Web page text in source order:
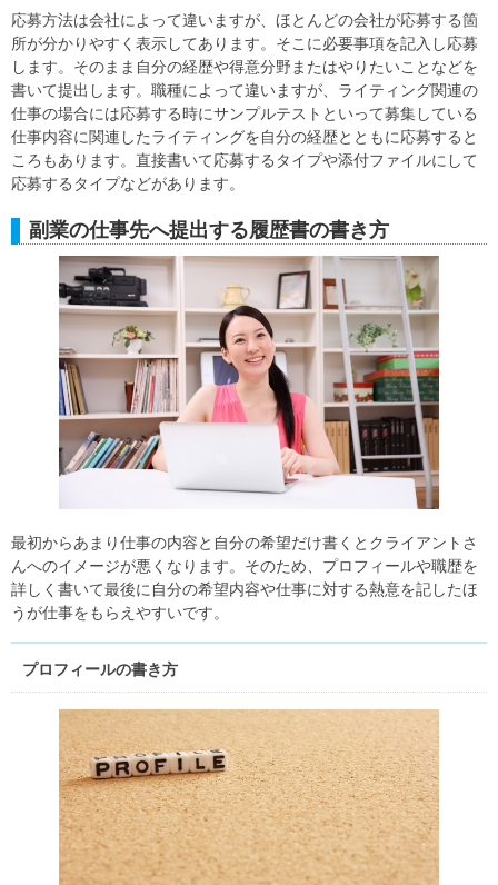
応募方法は会社によって違いますが、ほとんどの会社が応募する箇
所が分かりやすく表示してあります。そこに必要事項を記入し応募
します。そのまま自分の経歴や得意分野またはやりたいことなどを
書いて提出します。職種によって違いますが、ライティング関連の
仕事の場合には応募する時にサンプルテストといって募集している
仕事内容に関連したライティングを自分の経歴とともに応募すると
ころもあります。直接書いて応募するタイプや添付ファイルにして
応募するタイプなどがあります。
副業の仕事先へ提出する履歴書の書き方
最初からあまり仕事の内容と自分の希望だけ書くとクライアントさ
んへのイメージが悪くなります。そのため、プロフィールや職歴を
詳しく書いて最後に自分の希望内容や仕事に対する熱意を記したほ
うが仕事をもらえやすいです。
プロフィールの書き方